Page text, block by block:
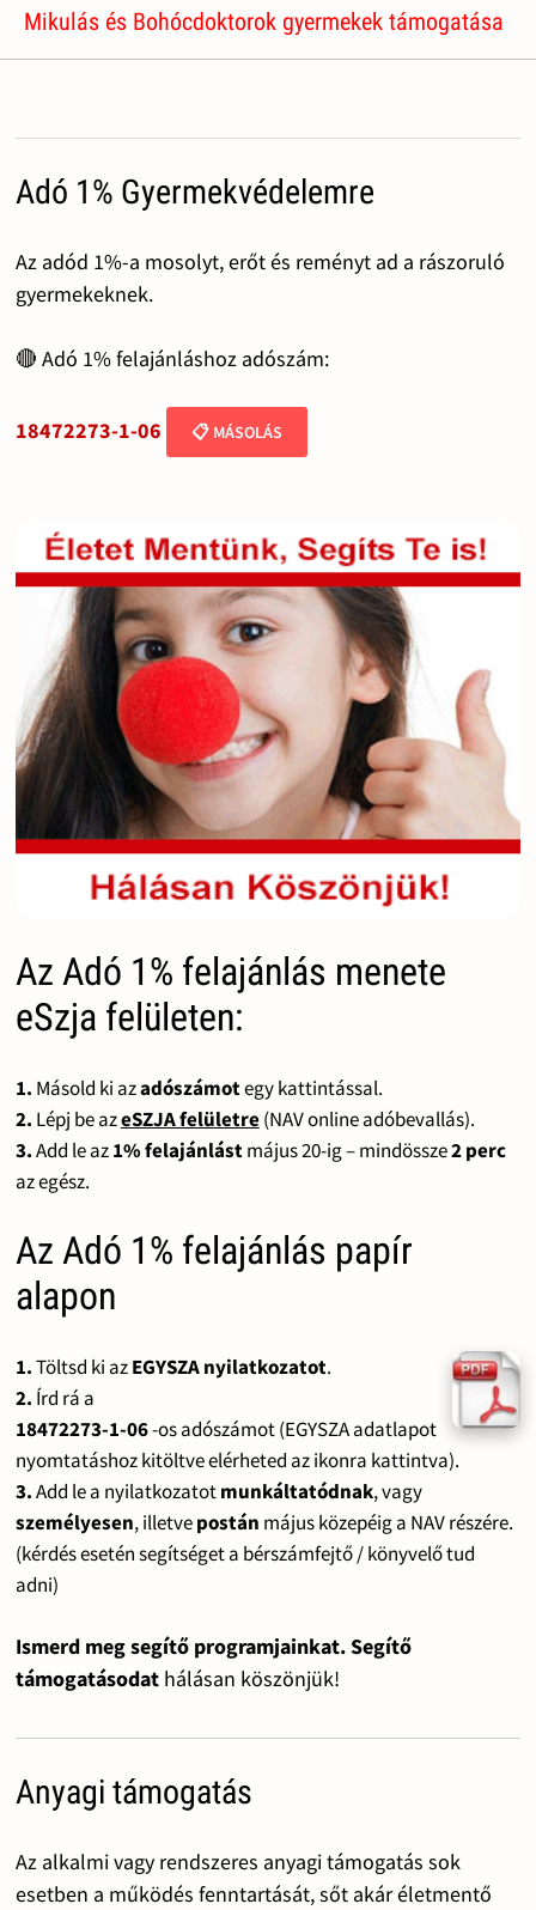
Mikulás és Bohócdoktorok gyermekek támogatása
Adó 1% Gyermekvédelemre
Az adód 1%-a mosolyt, erőt és reményt ad a rászoruló
gyermekeknek.
🔴 Adó 1% felajánláshoz adószám:
18472273-1-06 📋 MÁSOLÁS
Az Adó 1% felajánlás menete
eSzja felületen:
1. Másold ki azadószámotegy kattintással.
2. Lépj be azeSZJA felületre(NAV online adóbevallás).
3.Add le az1% felajánlástmájus 20-ig – mindössze2 perc
az egész.
Az Adó 1% felajánlás papír
alapon
1.Töltsd ki azEGYSZA nyilatkozatot.
2. Írd rá a
18472273-1-06-os adószámot (EGYSZA adatlapot
nyomtatáshoz kitöltve elérheted az ikonra kattintva).
3.Add le a nyilatkozatotmunkáltatódnak, vagy
személyesen, illetvepostán május közepéig a NAV részére.
(kérdés esetén segítséget a bérszámfejtő / könyvelő tud
adni)
Ismerd meg segítő programjainkat. Segítő
támogatásodat hálásan köszönjük!
Anyagi támogatás
Az alkalmi vagy rendszeres anyagi támogatás sok
esetben a működés fenntartását, sőt akár életmentő